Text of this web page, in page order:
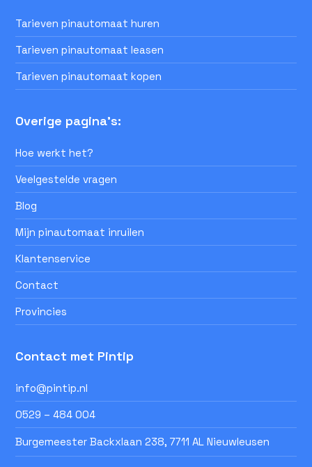
Tarieven pinautomaat huren
Tarieven pinautomaat leasen
Tarieven pinautomaat kopen
Overige pagina's:
Hoe werkt het?
Veelgestelde vragen
Blog
Mijn pinautomaat inruilen
Klantenservice
Contact
Provincies
Contact met Pintip
info@pintip.nl
0529 – 484 004
Burgemeester Backxlaan 238, 7711 AL Nieuwleusen